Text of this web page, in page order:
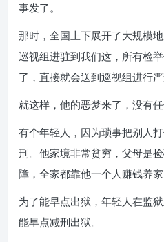
事发了。
那时，全国上下展开了大规模
巡视组进驻到我们这，所有检
了，直接就会送到巡视组进行严
就这样，他的恶梦来了，没有任
有个年轻人，因为琐事把别人
刑。他家境非常贫穷，父母是
障，全家都靠他一个人赚钱养家
为了能早点出狱，年轻人在监
能早点减刑出狱。